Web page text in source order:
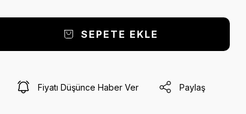
SEPETE EKLE
Fiyatı Düşünce Haber Ver Paylaş